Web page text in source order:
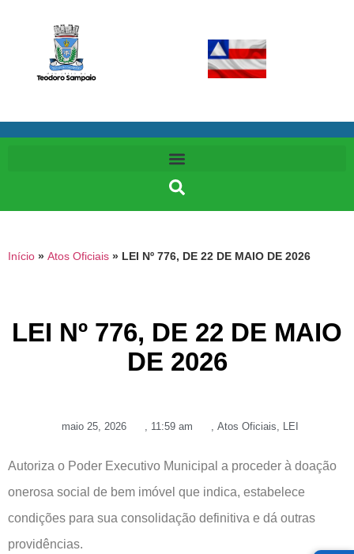
Início » Atos Oficiais » LEI Nº 776, DE 22 DE MAIO DE 2026
LEI Nº 776, DE 22 DE MAIO
DE 2026
maio 25, 2026 , 11:59 am , Atos Oficiais, LEI
Autoriza o Poder Executivo Municipal a proceder à doação
onerosa social de bem imóvel que indica, estabelece
condições para sua consolidação definitiva e dá outras
providências.